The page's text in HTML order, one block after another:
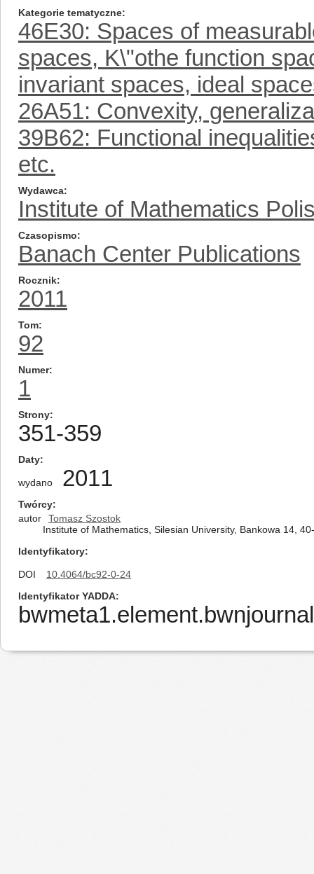
Kategorie tematyczne
46E30: Spaces of
spaces, K\"othe function
invariant spaces, ideal
26A51: Convexity,
39B62: Functional
etc.
Wydawca
Institute of Mathematics
Czasopismo
Banach Center Publications
Rocznik
2011
Tom
92
Numer
1
Strony
351-359
Daty
wydano 2011
Twórcy
autor
Tomasz Szostok
Institute of Mathematics, Silesian University, Bankowa 14,
Identyfikatory
DOI
10.4064/bc92-0-24
Identyfikator YADDA